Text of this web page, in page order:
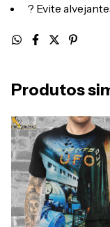
? Evite
Produtos